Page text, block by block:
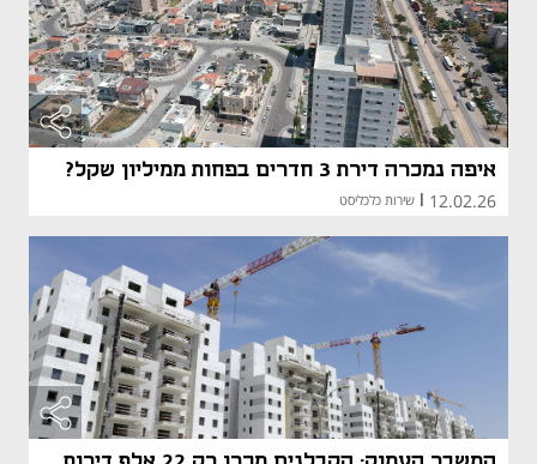
איפה נמכרה דירת 3 חדרים בפחות ממיליון שקל?
12.02.26
| שירות כלכליסט